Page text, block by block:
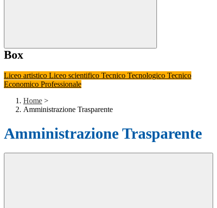
Box
Liceo artistico Liceo scientifico Tecnico Tecnologico Tecnico
Economico Professionale
Home >
Amministrazione Trasparente
Amministrazione Trasparente